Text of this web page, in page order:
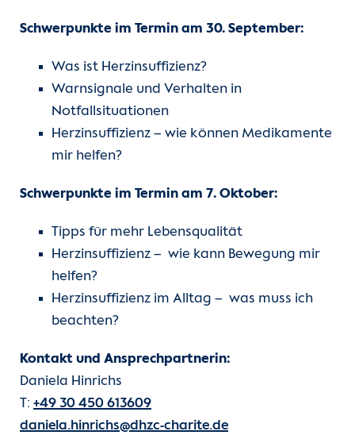
Schwerpunkte im Termin am 30. September:
Was ist Herzinsuffizienz?
Warnsignale und Verhalten in
Notfallsituationen
Herzinsuffizienz – wie können Medikamente
mir helfen?
Schwerpunkte im Termin am 7. Oktober:
Tipps für mehr Lebensqualität
Herzinsuffizienz – wie kann Bewegung mir
helfen?
Herzinsuffizienz im Alltag – was muss ich
beachten?
Kontakt und Ansprechpartnerin:
Daniela Hinrichs
T: +49 30 450 613609
daniela.hinrichs@dhzc-charite.de